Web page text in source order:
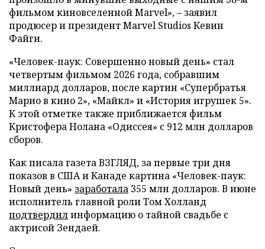
фильмом киновселенной Marvel», – заявил
продюсер и президент Marvel Studios Кевин
Файги.
«Человек-паук: Совершенно новый день» стал
четвертым фильмом 2026 года, собравшим
миллиард долларов, после картин «Супербратья
Марио в кино 2», «Майкл» и «История игрушек 5».
К этой отметке также приближается фильм
Кристофера Нолана «Одиссея» с 912 млн долларов
сборов.
Как писала газета ВЗГЛЯД, за первые три дня
показов в США и Канаде картина «Человек-паук:
Новый день» заработала 355 млн долларов. В июне
исполнитель главной роли Том Холланд
подтвердилинформацию о тайной свадьбе с
актрисой Зендаей.